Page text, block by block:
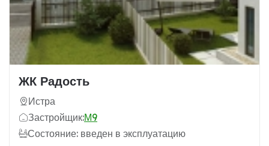
ЖК Радость
Истра
Застройщик:М9
Состояние: введен в эксплуатацию